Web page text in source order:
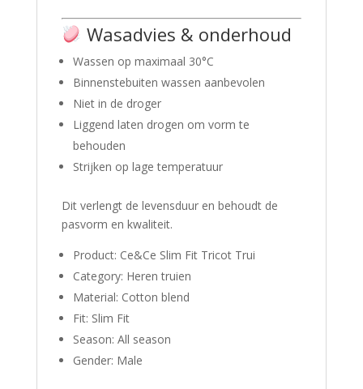
Wasadvies & onderhoud
Wassen op maximaal 30°C
Binnenstebuiten wassen aanbevolen
Niet in de droger
Liggend laten drogen om vorm te
behouden
Strijken op lage temperatuur
Dit verlengt de levensduur en behoudt de
pasvorm en kwaliteit.
Product: Ce&Ce Slim Fit Tricot Trui
Category: Heren truien
Material: Cotton blend
Fit: Slim Fit
Season: All season
Gender: Male